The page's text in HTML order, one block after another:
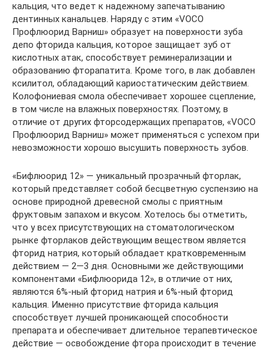
кальция, что ведет к надежному запечатыванию
дентинных канальцев. Наряду с этим «VOCO
Профлюорид Варниш» образует на поверхности зуба
депо фторида кальция, которое защищает зуб от
кислотных атак, способствует реминерализации и
образованию фторапатита. Кроме того, в лак добавлен
ксилитол, обладающий кариостатическим действием.
Колофониевая смола обеспечивает хорошее сцепление,
в том числе на влажных поверхностях. Поэтому, в
отличие от других фторсодержащих препаратов, «VOCO
Профлюорид Варниш» может применяться с успехом при
невозможности хорошо высушить поверхность зубов.
«Бифлюорид 12» — уникальный прозрачный фторлак,
который представляет собой бесцветную суспензию на
основе природной древесной смолы с приятным
фруктовым запахом и вкусом. Хотелось бы отметить,
что у всех присутствующих на стоматологическом
рынке фторлаков действующим веществом является
фторид натрия, который обладает кратковременным
действием — 2—3 дня. Основными же действующими
компонентами «Бифлюорида 12», в отличие от них,
являются 6%-ный фторид натрия и 6%-ный фторид
кальция. Именно присутствие фторида кальция
способствует лучшей проникающей способности
препарата и обеспечивает длительное терапевтическое
действие — освобождение фтора происходит в течение